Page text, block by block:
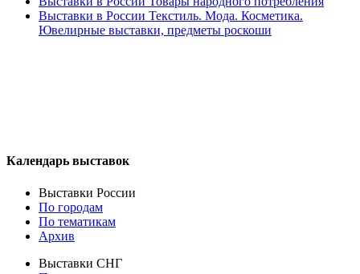
Выставки в России Текстиль. Мода. Косметика.
Ювелирные выставки, предметы роскоши
Календарь выставок
Выставки России
По городам
По тематикам
Архив
Выставки СНГ